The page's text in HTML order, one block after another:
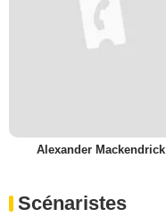
Alexander Mackendrick
Scénaristes